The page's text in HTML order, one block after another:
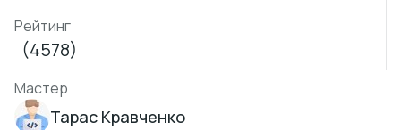
Рейтинг
(4578)
Мастер
Тарас Кравченко